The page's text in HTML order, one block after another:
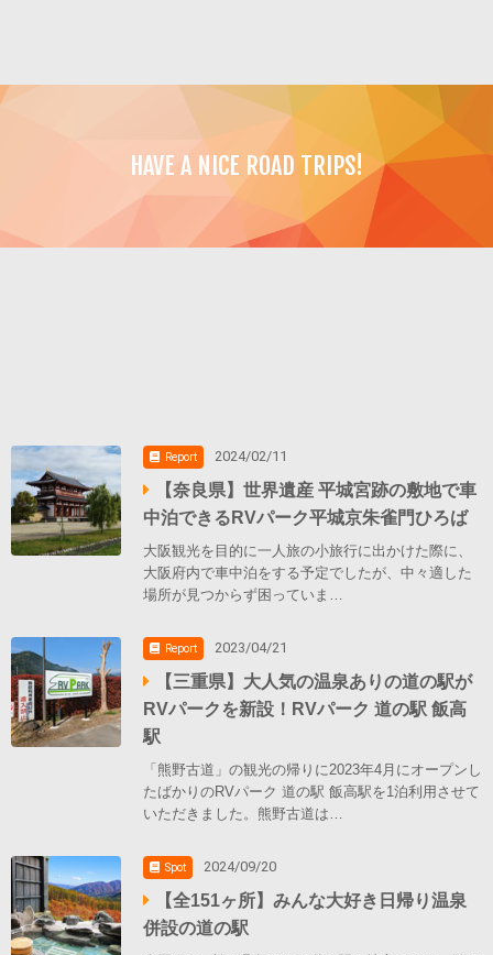
HAVE A NICE ROAD TRIPS!
Report 2024/02/11
【奈良県】世界遺産 平城宮跡の敷地で車
中泊できるRVパーク平城京朱雀門ひろば
大阪観光を目的に一人旅の小旅行に出かけた際に、
大阪府内で車中泊をする予定でしたが、中々適した
場所が見つからず困っていま…
Report 2023/04/21
【三重県】大人気の温泉ありの道の駅が
RVパークを新設！RVパーク 道の駅 飯高
駅
「熊野古道」の観光の帰りに2023年4月にオープンし
たばかりのRVパーク 道の駅 飯高駅を1泊利用させて
いただきました。熊野古道は…
Spot 2024/09/20
【全151ヶ所】みんな大好き日帰り温泉
併設の道の駅